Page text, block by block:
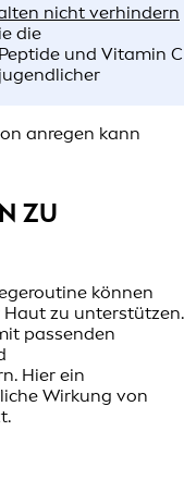
nicht verhindern
die
und Vitamin C
anregen kann
ZU
können
zu unterstützen.
passenden
Hier ein
Wirkung von